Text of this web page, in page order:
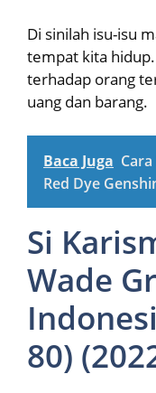
Di sinilah isu-isu
tempat kita
terhadap orang
uang dan barang.
Baca Juga
Red Dye
Si
Wade
80)